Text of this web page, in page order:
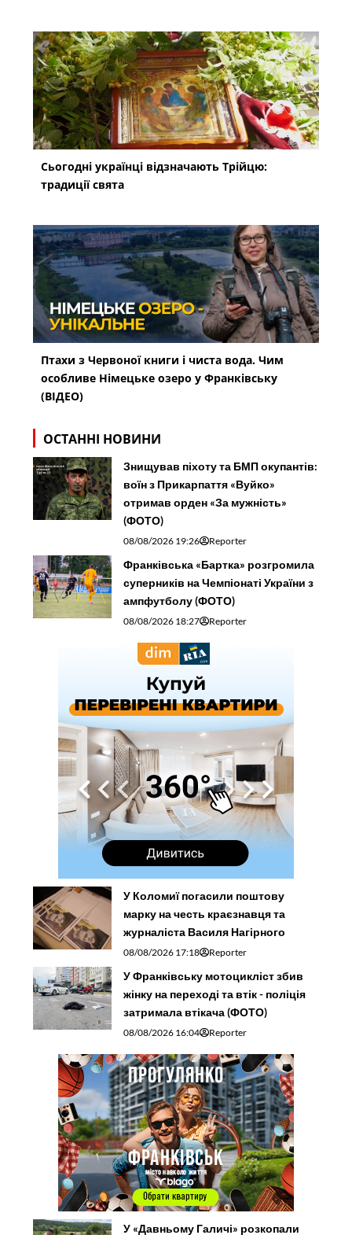
Сьогодні українці відзначають Трійцю:
традиції свята
Птахи з Червоної книги і чиста вода. Чим
особливе Німецьке озеро у Франківську
(ВІДЕО)
ОСТАННІ НОВИНИ
Знищував піхоту та БМП окупантів:
воїн з Прикарпаття «Вуйко»
отримав орден «За мужність»
(ФОТО)
08/08/2026 19:26 Reporter
Франківська «Бартка» розгромила
суперників на Чемпіонаті України з
ампфутболу (ФОТО)
08/08/2026 18:27 Reporter
У Коломиї погасили поштову
марку на честь краєзнавця та
журналіста Василя Нагірного
08/08/2026 17:18 Reporter
У Франківську мотоцикліст збив
жінку на переході та втік - поліція
затримала втікача (ФОТО)
08/08/2026 16:04 Reporter
У «Давньому Галичі» розкопали